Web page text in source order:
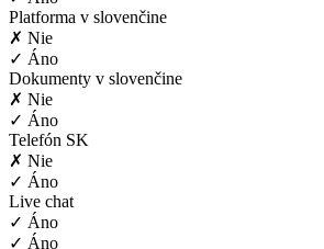
Platforma v slovenčine
✗ Nie
✓ Áno
Dokumenty v slovenčine
✗ Nie
✓ Áno
Telefón SK
✗ Nie
✓ Áno
Live chat
✓ Áno
✓ Áno